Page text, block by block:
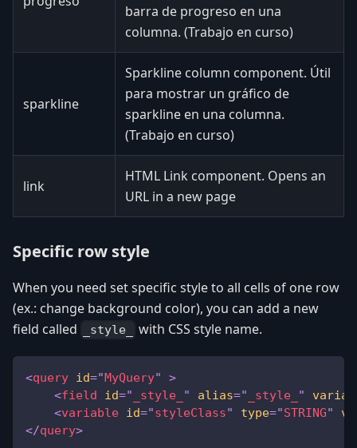
barra de progreso en una
columna. (Trabajo en curso)
sparkline
Sparkline column component. Útil
para mostrar un gráfico de
sparkline en una columna.
(Trabajo en curso)
link
HTML Link component. Opens an
URL in a new page
Specific row style
When you need set specific style to all cells of one row
(ex.: change background color), you can add a new
field called
_style_ with CSS style name.
<query id="MyQuery"
>
<field id=" _style_ " alias=" _style_ "
<variable id="styleClass" type="STRING"
</query>